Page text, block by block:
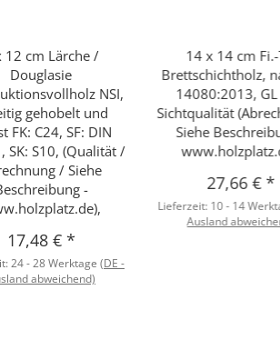
12 cm Lärche /
Douglasie
NSI,
gehobelt und
FK: C24, SF: DIN
SK: S10, (Qualität /
/ Siehe
-
17,48 € *
24 - 28 Werktage (DE -
abweichend)
14 x 14 cm Fi.-
Brettschichtholz,
14080:2013,
Sichtqualität
Siehe
27,66 € *
Lieferzeit: 10 - 14
Ausland